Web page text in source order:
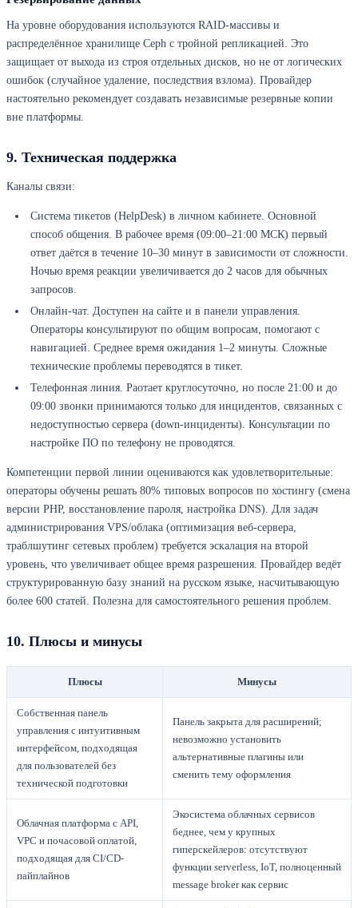
На уровне оборудования используются RAID-массивы и
распределённое хранилище Ceph с тройной репликацией. Это
защищает от выхода из строя отдельных дисков, но не от логических
ошибок (случайное удаление, последствия взлома). Провайдер
настоятельно рекомендует создавать независимые резервные копии
вне платформы.
9. Техническая поддержка
Каналы связи:
Система тикетов (HelpDesk) в личном кабинете. Основной
способ общения. В рабочее время (09:00–21:00 МСК) первый
ответ даётся в течение 10–30 минут в зависимости от сложности.
Ночью время реакции увеличивается до 2 часов для обычных
запросов.
Онлайн-чат. Доступен на сайте и в панели управления.
Операторы консультируют по общим вопросам, помогают с
навигацией. Среднее время ожидания 1–2 минуты. Сложные
технические проблемы переводятся в тикет.
Телефонная линия. Раотает круглосуточно, но после 21:00 и до
09:00 звонки принимаются только для инцидентов, связанных с
недоступностью сервера (down-инциденты). Консультации по
настройке ПО по телефону не проводятся.
Компетенции первой линии оцениваются как удовлетворительные:
операторы обучены решать 80% типовых вопросов по хостингу (смена
версии PHP, восстановление пароля, настройка DNS). Для задач
администрирования VPS/облака (оптимизация веб-сервера,
траблшутинг сетевых проблем) требуется эскалация на второй
уровень, что увеличивает общее время разрешения. Провайдер ведёт
структурированную базу знаний на русском языке, насчитывающую
более 600 статей. Полезна для самостоятельного решения проблем.
10. Плюсы и минусы
Плюсы Минусы
Собственная панель
управления с интуитивным
интерфейсом, подходящая
для пользователей без
технической подготовки
Панель закрыта для расширений;
невозможно установить
альтернативные плагины или
сменить тему оформления
Облачная платформа с API,
VPC и почасовой оплатой,
подходящая для CI/CD-
пайплайнов
Экосистема облачных сервисов
беднее, чем у крупных
гиперскейлеров: отсутствуют
функции serverless, IoT, полноценный
message broker как сервис